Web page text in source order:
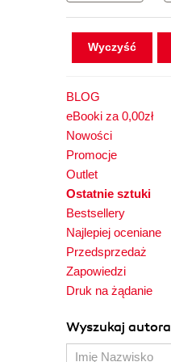
Wyczyść
BLOG
eBooki za 0,00zł
Nowości
Promocje
Outlet
Ostatnie sztuki
Bestsellery
Najlepiej oceniane
Przedsprzedaż
Zapowiedzi
Druk na żądanie
Wyszukaj autora